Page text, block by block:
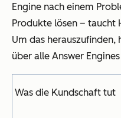
Engine nach einem
Produkte lösen – taucht
Um das herauszufinden,
über alle Answer
Was die Kundschaft tut